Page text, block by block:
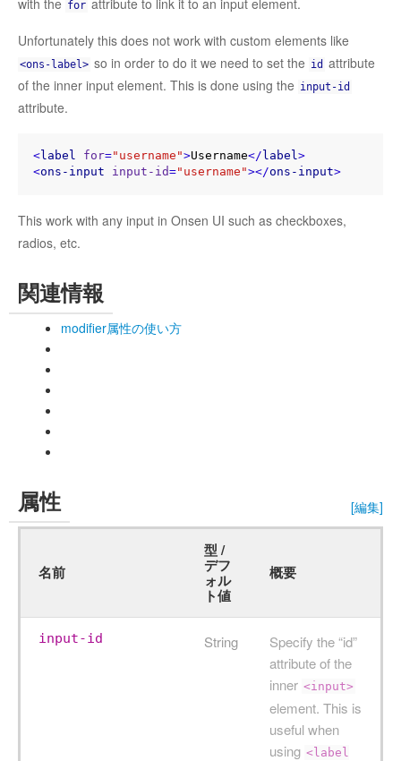
for
Unfortunately this does not work with custom elements like
<ons-label> so in order to do it we need to set the id attribute
of the inner input element. This is done using the input-id
attribute.
<label for="username">Username</ label>
<ons-input input-id="username"></ons-input>
This work with any input in Onsen UI such as checkboxes,
radios, etc.
関連情報
modifier属性の使い方
属性 [編集]
名前
型 /
デフ
ォル
ト値
概要
input-id String
Specify the “id”
attribute of the
inner <input>
element. This is
useful when
using <label